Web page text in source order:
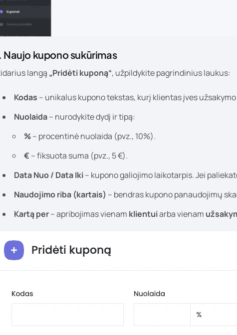
Naujo kupono sukūrimas
langą „Pridėti kuponą“, užpildykite pagrindinius laukus:
Kodas – unikalus kupono tekstas, kurį klientas įves
Nuolaida– nurodykite dydį ir tipą:
%– procentinė nuolaida (pvz., 10%).
€ – fiksuota suma (pvz., 5 €).
Data Nuo / Data Iki– kupono galiojimo laikotarpis. Jei
Naudojimo riba (kartais) – bendras kupono panaudojimų
Kartą per– apribojimas vienam klientuiarba vienam